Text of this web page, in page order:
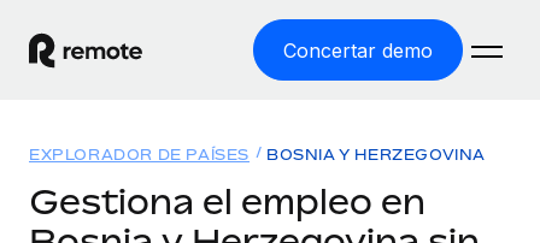
Concertar demo
Soluciones
EXPLORADOR DE PAÍSES BOSNIA Y HERZEGOVINA
Gestiona el empleo en